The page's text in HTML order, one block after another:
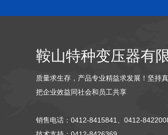
鞍山特种变压器有
质量求生存，产品专业精益求发展！坚持
把企业效益同社会和员工共享
销售电话： 0412-8415841、0412-